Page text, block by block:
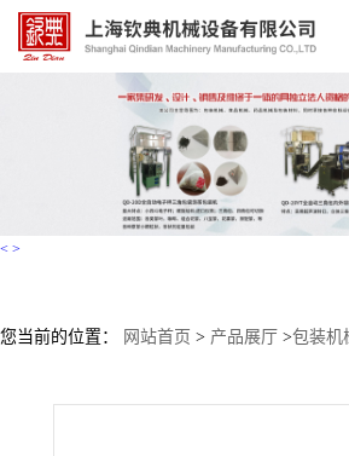
< >
您当前的位置： 网站首页 > 产品展厅 >包装机